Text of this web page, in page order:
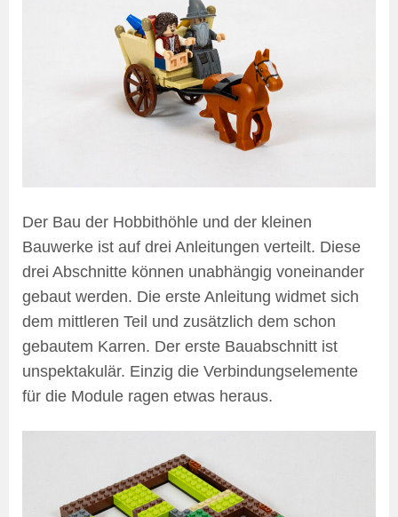
Der Bau der Hobbithöhle und der kleinen
Bauwerke ist auf drei Anleitungen verteilt. Diese
drei Abschnitte können unabhängig voneinander
gebaut werden. Die erste Anleitung widmet sich
dem mittleren Teil und zusätzlich dem schon
gebautem Karren. Der erste Bauabschnitt ist
unspektakulär. Einzig die Verbindungselemente
für die Module ragen etwas heraus.